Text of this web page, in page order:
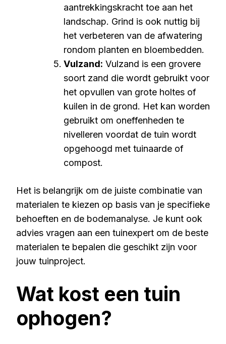
aantrekkingskracht toe aan het
landschap. Grind is ook nuttig bij
het verbeteren van de afwatering
rondom planten en bloembedden.
Vulzand: Vulzand is een grovere
soort zand die wordt gebruikt voor
het opvullen van grote holtes of
kuilen in de grond. Het kan worden
gebruikt om oneffenheden te
nivelleren voordat de tuin wordt
opgehoogd met tuinaarde of
compost.
Het is belangrijk om de juiste combinatie van
materialen te kiezen op basis van je specifieke
behoeften en de bodemanalyse. Je kunt ook
advies vragen aan een tuinexpert om de beste
materialen te bepalen die geschikt zijn voor
jouw tuinproject.
Wat kost een tuin
ophogen?